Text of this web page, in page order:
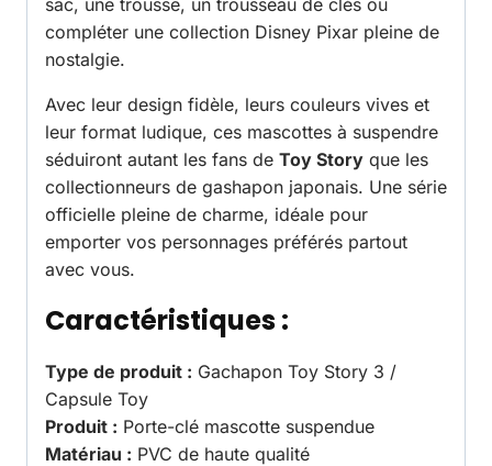
sac, une trousse, un trousseau de clés ou
compléter une collection Disney Pixar pleine de
nostalgie.
Avec leur design fidèle, leurs couleurs vives et
leur format ludique, ces mascottes à suspendre
séduiront autant les fans de Toy Story que les
collectionneurs de gashapon japonais. Une série
officielle pleine de charme, idéale pour
emporter vos personnages préférés partout
avec vous.
Caractéristiques :
Type de produit : Gachapon Toy Story 3 /
Capsule Toy
Produit : Porte-clé mascotte suspendue
Matériau : PVC de haute qualité